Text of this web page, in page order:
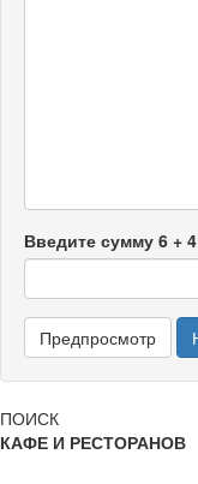
Введите сумму 6 + 4
ПОИСК
КАФЕ И РЕСТОРАНОВ